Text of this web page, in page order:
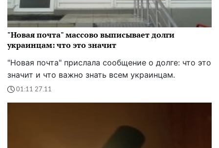
"Новая почта" массово выписывает долги
украинцам: что это значит
"Новая почта" прислала сообщение о долге: что это
значит и что важно знать всем украинцам.
01:11 27.11